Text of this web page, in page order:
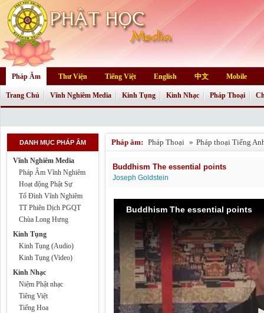
Pháp Âm Thư Viện Tiếng Việt English 中文 Mobile
Trang Chủ Vĩnh Nghiêm Media Kinh Tụng Kinh Nhạc Pháp Thoại
DANH MỤC PHÁP ÂM
Vĩnh Nghiêm Media
Pháp Âm Vĩnh Nghiêm
Hoạt động Phật Sự
Tổ Đình Vĩnh Nghiêm
TT Phiên Dịch PGQT
Chùa Long Hưng
Kinh Tụng
Kinh Tụng (Audio)
Kinh Tụng (Video)
Kinh Nhạc
Niệm Phật nhạc
Tiêng Việt
Tiếng Hoa
Pháp âm: Pháp Thoại » Pháp thoại Tiếng
Buddhism The essential points
Joseph Goldstein
Buddhism The essential points